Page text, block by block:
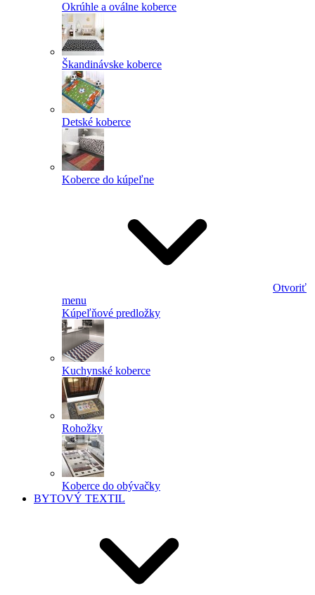
Okrúhle a oválne koberce
Škandinávske koberce
Detské koberce
Koberce do kúpeľne
Otvoriť
menu
Kúpeľňové predložky
Kuchynské koberce
Rohožky
Koberce do obývačky
BYTOVÝ TEXTIL